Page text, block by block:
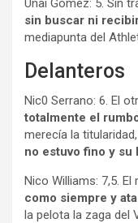
Unai Gómez: 5. Sin
sin buscar ni
mediapunta del
Delanteros
Nic0 Serrano: 6. El
totalmente el
merecía la
no estuvo fino y su
Nico Williams: 7,5.
como siempre y
la pelota la zaga del